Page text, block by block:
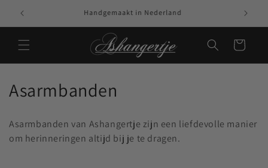
content
Handgemaakt in Nederland
Winkelwagen
C
l
Asarmbanden
Asarmbanden van Ashangertje zijn een liefdevolle manier
om herinneringen altijd bij je te dragen.